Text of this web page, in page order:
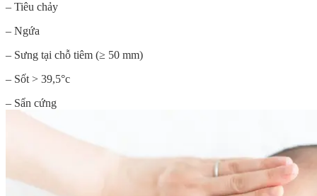
– Tiêu chảy
– Ngứa
– Sưng tại chỗ tiêm (≥ 50 mm)
– Sốt > 39,5°c
– Sẩn cứng